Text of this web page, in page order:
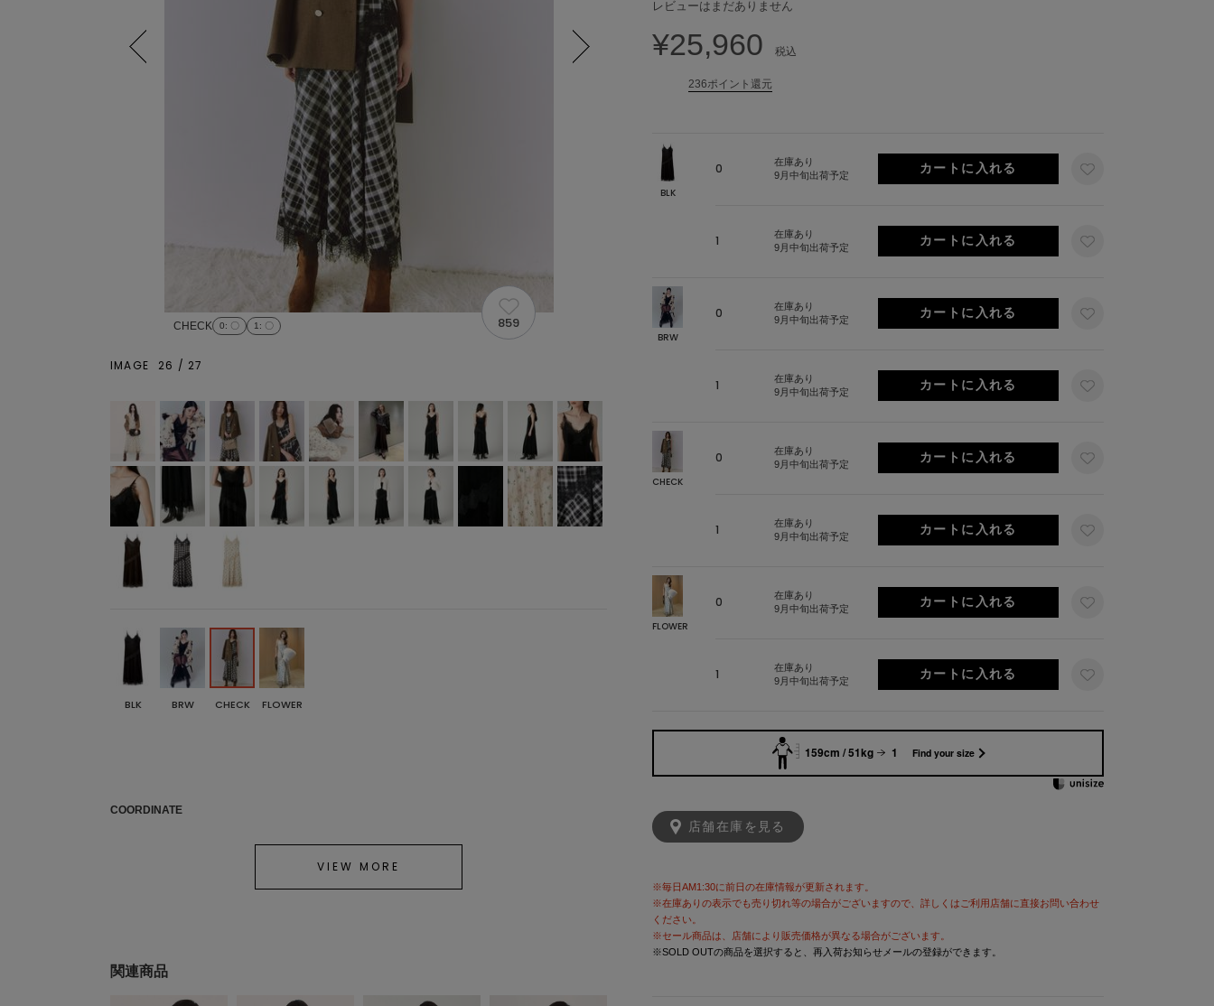
レビューはまだありません
¥25,960 税込
236ポイント還元
BLK
0
在庫あり
9月中旬出荷予定
1
在庫あり
9月中旬出荷予定
BRW
0
在庫あり
9月中旬出荷予定
1
在庫あり
9月中旬出荷予定
CHECK
0
在庫あり
9月中旬出荷予定
1
在庫あり
9月中旬出荷予定
FLOWER
0
在庫あり
9月中旬出荷予定
1
在庫あり
9月中旬出荷予定
159cm / 51kg 1 Find your size
店舗在庫を見る
※毎日AM1:30に前日の在庫情報が更新されます。
※在庫ありの表示でも売り切れ等の場合がございますので、詳しくはご利用店舗に直接お問い合わせ
ください。
※セール商品は、店舗により販売価格が異なる場合がございます。
※SOLD OUTの商品を選択すると、再入荷お知らせメールの登録ができます。
CHECK 0: 〇 1 : 〇 859
IMAGE 26 / 27
BLK BRW CHECK FLOWER
COORDINATE
VIEW MORE
関連商品